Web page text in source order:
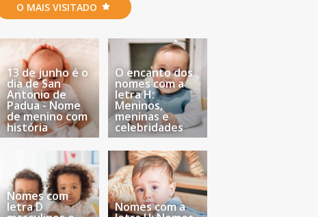
O MAIS VISITADO
13 de junho é o
dia de San
Antonio de
Padua - Nome
de menino com
história
O encanto dos
nomes com a
letra H:
Meninos,
meninas e
celebridades
Nomes com
letra D Nomes com a